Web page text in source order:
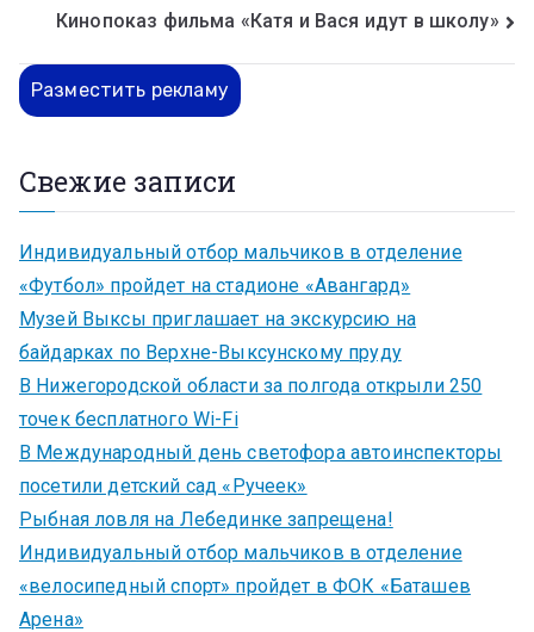
Кинопоказ фильма «Катя и Вася идут в школу»
Разместить рекламу
Свежие записи
Индивидуальный отбор мальчиков в отделение
«Футбол» пройдет на стадионе «Авангард»
Музей Выксы приглашает на экскурсию на
байдарках по Верхне-Выксунскому пруду
В Нижегородской области за полгода открыли 250
точек бесплатного Wi-Fi
В Международный день светофора автоинспекторы
посетили детский сад «Ручеек»
Рыбная ловля на Лебединке запрещена!
Индивидуальный отбор мальчиков в отделение
«велосипедный спорт» пройдет в ФОК «Баташев
Арена»